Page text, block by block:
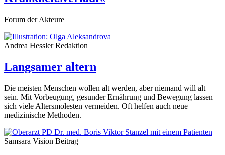
Forum der Akteure
Andrea HesslerRedaktion
Langsamer altern
Die meisten Menschen wollen alt werden, aber niemand will alt
sein. Mit Vorbeugung, gesunder Ernährung und Bewegung lassen
sich viele Altersmolesten vermeiden. Oft helfen auch neue
medizinische Methoden.
Samsara Vision Beitrag